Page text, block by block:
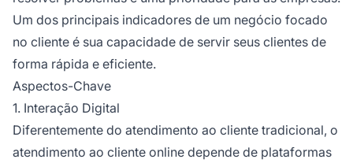
Um dos principais indicadores de um negócio focado
no cliente é sua capacidade de servir seus clientes de
forma rápida e eficiente.
Aspectos-Chave
1. Interação Digital
Diferentemente do atendimento ao cliente tradicional, o
atendimento ao cliente online depende de plataformas